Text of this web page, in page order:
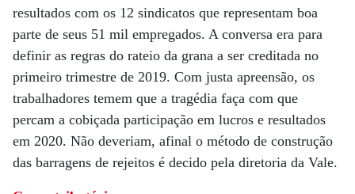
resultados com os 12 sindicatos que representam boa
parte de seus 51 mil empregados. A conversa era para
definir as regras do rateio da grana a ser creditada no
primeiro trimestre de 2019. Com justa apreensão, os
trabalhadores temem que a tragédia faça com que
percam a cobiçada participação em lucros e resultados
em 2020. Não deveriam, afinal o método de construção
das barragens de rejeitos é decido pela diretoria da Vale.